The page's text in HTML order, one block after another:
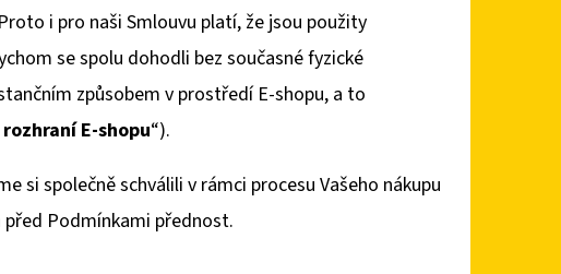
i pro naši Smlouvu platí, že jsou použity
se spolu dohodli bez současné fyzické
způsobem v prostředí E-shopu, a to
E-shopu“).
si společně schválili v rámci procesu Vašeho nákupu
Podmínkami přednost.